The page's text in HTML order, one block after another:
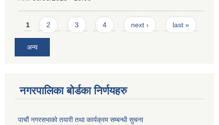
Pages
1 2 3 4 next › last »
अन्य
नगरपालिका बोर्डका निर्णयहरु
पाचाैं नगरसभाको तयारी तथा कार्यक्रम सम्बन्धी सुचना